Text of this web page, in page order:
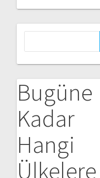
Bugüne
Kadar
Hangi
Ülkelere